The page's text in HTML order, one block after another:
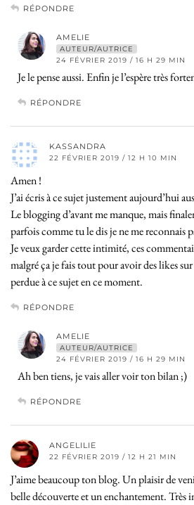
RÉPONDRE
AMELIE
AUTEUR/AUTRICE
24 FÉVRIER 2019 / 16 H 29 MIN
Je le pense aussi. Enfin je l’espère très
RÉPONDRE
KASSANDRA
22 FÉVRIER 2019 / 12 H 10 MIN
Amen !
J’ai écris à ce sujet justement aujourd’hui
Le blogging d’avant me manque, mais
parfois comme tu le dis je ne me reconnais
Je veux garder cette intimité, ces
malgré ça je fais tout pour avoir des likes
perdue à ce sujet en ce moment.
RÉPONDRE
AMELIE
AUTEUR/AUTRICE
24 FÉVRIER 2019 / 16 H 29 MIN
Ah ben tiens, je vais aller voir ton bilan ;)
RÉPONDRE
ANGELILIE
22 FÉVRIER 2019 / 12 H 21 MIN
J’aime beaucoup ton blog. Un plaisir de
belle découverte et un enchantement. Très